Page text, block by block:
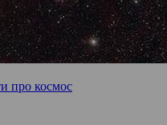
про космос